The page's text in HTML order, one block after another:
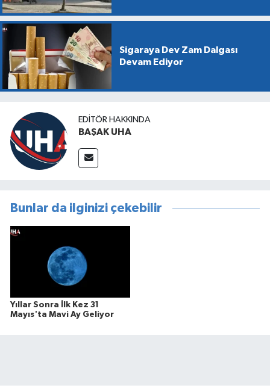
Sigaraya Dev Zam Dalgası
Devam Ediyor
EDITÖR HAKKINDA
BAŞAK UHA
Bunlar da ilginizi çekebilir
Yıllar Sonra İlk Kez 31
Mayıs'ta Mavi Ay Geliyor